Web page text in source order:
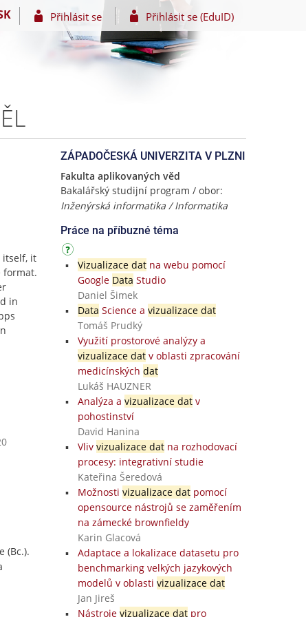
Přihlásit se Přihlásit se (EduID)
itself, it
format.
in
(Bc.).
ZÁPADOČESKÁ UNIVERZITA V PLZNI
Fakulta aplikovaných věd
Bakalářský studijní program / obor:
Inženýrská informatika / Informatika
Práce na příbuzné téma
Vizualizace datna webu pomocí
Google Data Studio
Daniel Šimek
Data Science a vizualizace dat
Tomáš Prudký
Využití prostorové analýzy a
vizualizace datv oblasti zpracování
medicínských dat
Lukáš HAUZNER
Analýza a vizualizace datv
pohostinství
David Hanina
Vliv vizualizace datna rozhodovací
procesy: integrativní studie
Kateřina Šeredová
Možnosti vizualizace datpomocí
opensource nástrojů se zaměřením
na zámecké brownfieldy
Karin Glacová
Adaptace a lokalizace datasetu pro
benchmarking velkých jazykových
modelů v oblasti vizualizace dat
Jan Jireš
Nástroje vizualizace datpro